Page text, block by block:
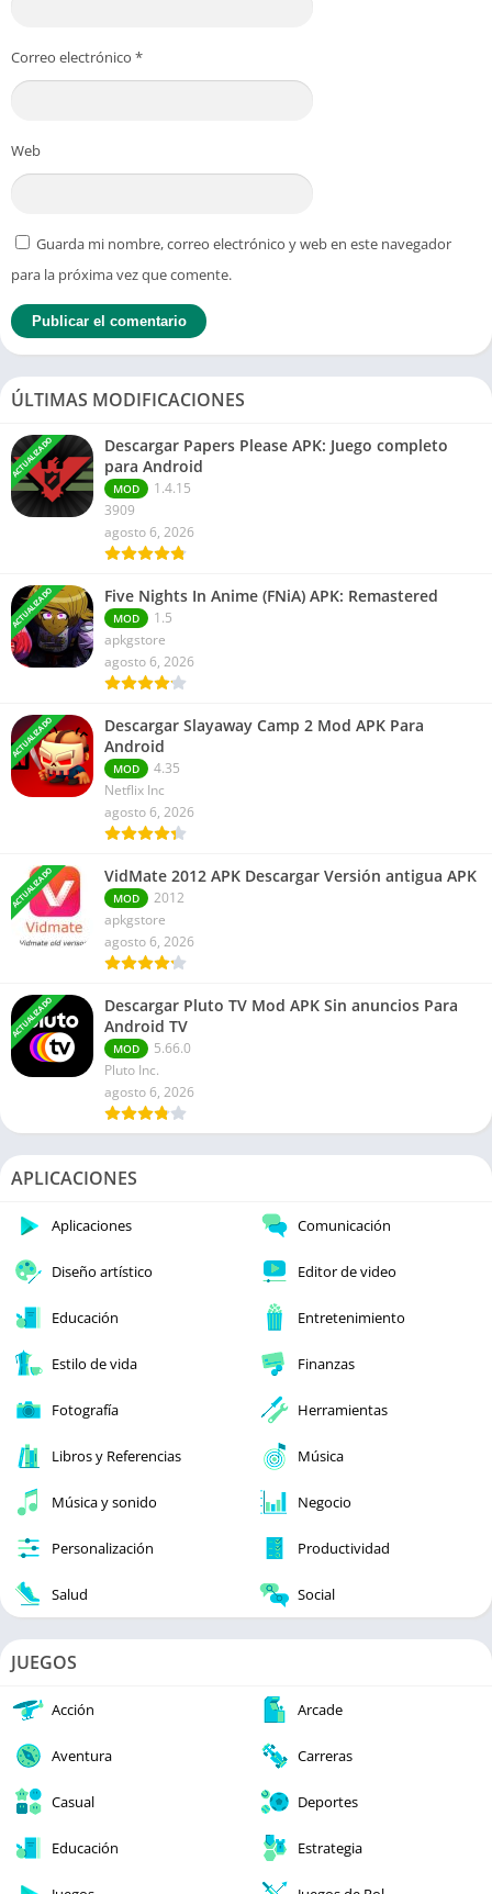
Correo electrónico *
Web
Guarda mi nombre, correo electrónico y web en este navegador
para la próxima vez que comente.
ÚLTIMAS MODIFICACIONES
ACTUALIZADO
Descargar Papers Please APK: Juego completo
para Android
MOD
1.4.15
3909
agosto 6, 2026
ACTUALIZADO Five Nights In Anime (FNiA) APK: Remastered
MOD
1.5
apkgstore
agosto 6, 2026
ACTUALIZADO
Descargar Slayaway Camp 2 Mod APK Para
Android
MOD
4.35
Netflix Inc
agosto 6, 2026
ACTUALIZADO VidMate 2012 APK Descargar Versión antigua APK
MOD
2012
apkgstore
agosto 6, 2026
ACTUALIZADO
Descargar Pluto TV Mod APK Sin anuncios Para
Android TV
MOD
5.66.0
Pluto Inc.
agosto 6, 2026
APLICACIONES
Aplicaciones Comunicación
Diseño artístico Editor de video
Educación Entretenimiento
Estilo de vida Finanzas
Fotografía Herramientas
Libros y Referencias Música
Música y sonido Negocio
Personalización Productividad
Salud Social
JUEGOS
Acción Arcade
Aventura Carreras
Casual Deportes
Educación Estrategia